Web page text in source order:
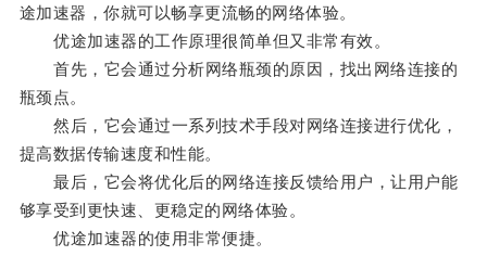
途加速器，你就可以畅享更流畅的网络体验。
优途加速器的工作原理很简单但又非常有效。
首先，它会通过分析网络瓶颈的原因，找出网络连接的
瓶颈点。
然后，它会通过一系列技术手段对网络连接进行优化，
提高数据传输速度和性能。
最后，它会将优化后的网络连接反馈给用户，让用户能
够享受到更快速、更稳定的网络体验。
优途加速器的使用非常便捷。